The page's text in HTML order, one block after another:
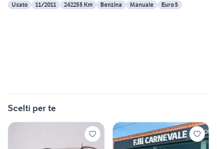
Usato
11/2011 242255 Km Benzina Manuale Euro 5
Scelti per te